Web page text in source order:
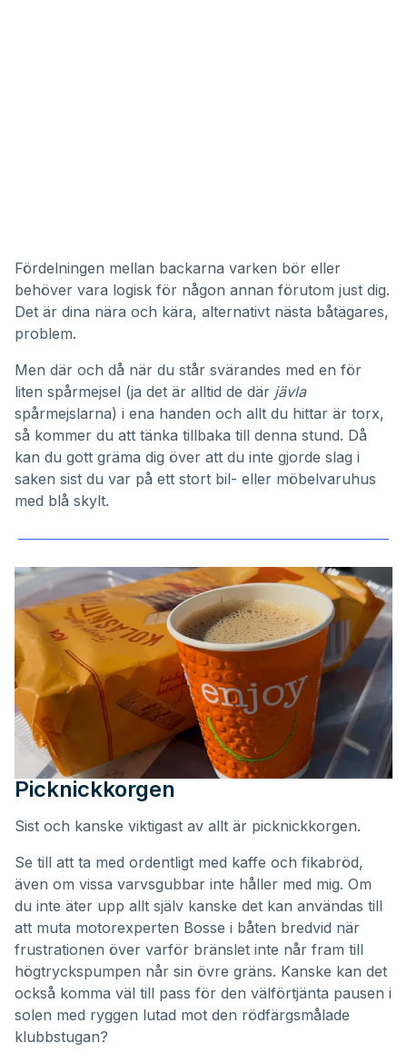
Fördelningen mellan backarna varken bör eller
behöver vara logisk för någon annan förutom just dig.
Det är dina nära och kära, alternativt nästa båtägares,
problem.
Men där och då när du står svärandes med en för
liten spårmejsel (ja det är alltid de där jävla
spårmejslarna) i ena handen och allt du hittar är torx,
så kommer du att tänka tillbaka till denna stund. Då
kan du gott gräma dig över att du inte gjorde slag i
saken sist du var på ett stort bil- eller möbelvaruhus
med blå skylt.
Picknickkorgen
Sist och kanske viktigast av allt är picknickkorgen.
Se till att ta med ordentligt med kaffe och fikabröd,
även om vissa varvsgubbar inte håller med mig. Om
du inte äter upp allt själv kanske det kan användas till
att muta motorexperten Bosse i båten bredvid när
frustrationen över varför bränslet inte når fram till
högtryckspumpen når sin övre gräns. Kanske kan det
också komma väl till pass för den välförtjänta pausen i
solen med ryggen lutad mot den rödfärgsmålade
klubbstugan?